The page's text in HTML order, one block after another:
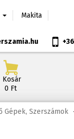
Makita
Kosár
0 Ft
Gépek, Szerszámok